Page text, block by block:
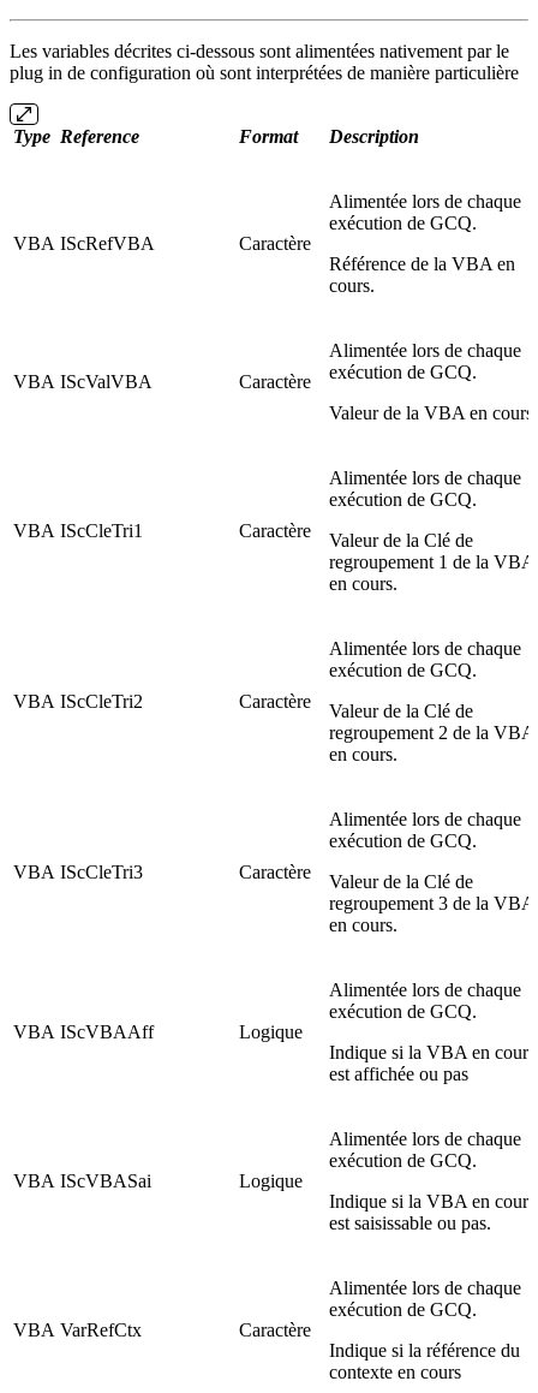
Les variables décrites ci-dessous sont alimentées nativement par le
plug in de configuration où sont interprétées de manière particulière
Type Reference Format Description
VBA IScRefVBA Caractère
Alimentée lors de chaque
exécution de GCQ.
Référence de la VBA en
cours.
VBA IScValVBA Caractère
Alimentée lors de chaque
exécution de GCQ.
Valeur de la VBA en cours.
VBA IScCleTri1 Caractère
Alimentée lors de chaque
exécution de GCQ.
Valeur de la Clé de
regroupement 1 de la VBA
en cours.
VBA IScCleTri2 Caractère
Alimentée lors de chaque
exécution de GCQ.
Valeur de la Clé de
regroupement 2 de la VBA
en cours.
VBA IScCleTri3 Caractère
Alimentée lors de chaque
exécution de GCQ.
Valeur de la Clé de
regroupement 3 de la VBA
en cours.
VBA IScVBAAff Logique
Alimentée lors de chaque
exécution de GCQ.
Indique si la VBA en cours
est affichée ou pas
VBA IScVBASai Logique
Alimentée lors de chaque
exécution de GCQ.
Indique si la VBA en cours
est saisissable ou pas.
VBA VarRefCtx Caractère
Alimentée lors de chaque
exécution de GCQ.
Indique si la référence du
contexte en cours